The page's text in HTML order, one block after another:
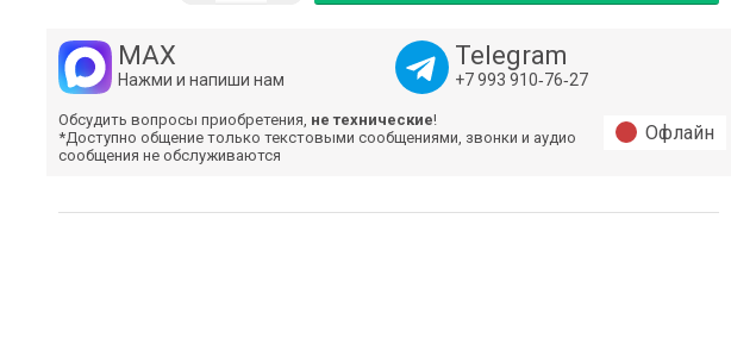
MAX
Нажми и напиши нам
Telegram
+7 993 910‑76‑27
Обсудить вопросы приобретения, не технические!
*Доступно общение только текстовыми сообщениями, звонки и аудио
сообщения не обслуживаются
Офлайн